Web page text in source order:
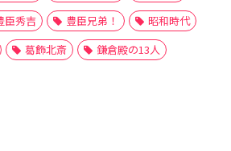
臣秀吉 豊臣兄弟！
昭和時代
葛飾北斎 鎌倉殿の13人